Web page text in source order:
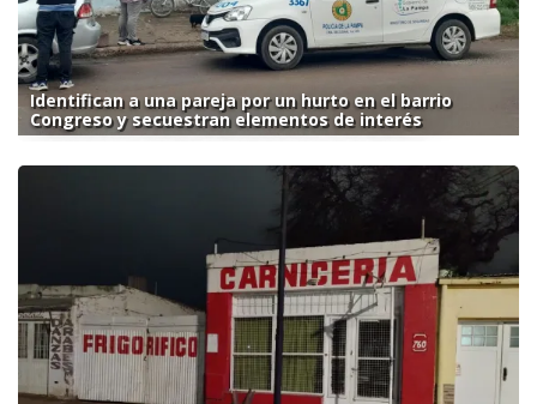
Identifican a una pareja por un hurto en el barrio
Congreso y secuestran elementos de interés